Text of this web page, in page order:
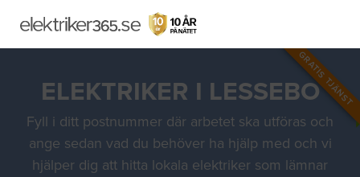
GRATIS TJÄNST
ELEKTRIKER I LESSEBO
Fyll i ditt postnummer där arbetet ska utföras och
ange sedan vad du behöver ha hjälp med och vi
hjälper dig att hitta lokala elektriker som lämnar